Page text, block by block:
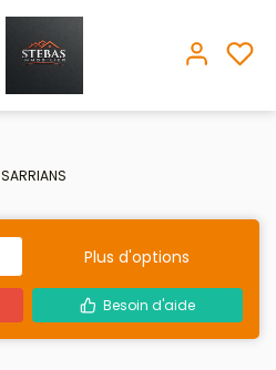
SARRIANS
Plus d'options
Besoin d'aide